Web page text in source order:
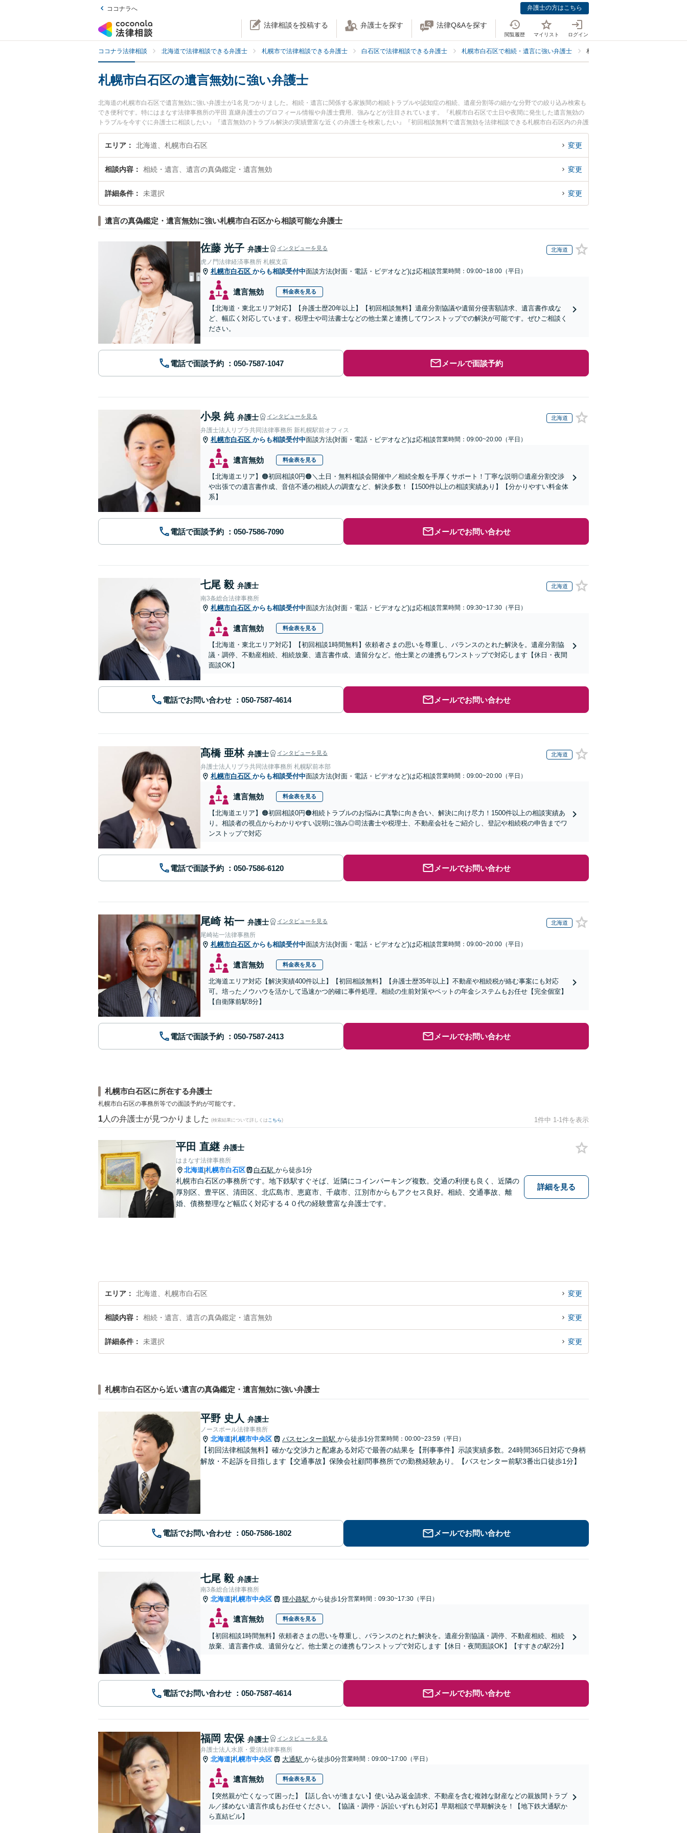
ココナラへ 弁護士の方はこちら
法律相談を投稿する 弁護士を探す 法律Q&Aを探す
閲覧履歴 マイリスト ログイン
ココナラ法律相談 北海道で法律相談できる弁護士 札幌市で法律相談できる弁護士 白石区で法律相談できる弁護士 札幌市白石区で相続・遺言に強い弁護士 札幌市白石区で遺言の真偽鑑定・遺
札幌市白石区の遺言無効に強い弁護士
北海道の札幌市白石区で遺言無効に強い弁護士が1名見つかりました。相続・遺言に関係する家族間の相続トラブルや認知症の相続、遺産分割等の細かな分野での絞り込み検索も
でき便利です。特にはまなす法律事務所の平田 直継弁護士のプロフィール情報や弁護士費用、強みなどが注目されています。『札幌市白石区で土日や夜間に発生した遺言無効の
トラブルを今すぐに弁護士に相談したい』『遺言無効のトラブル解決の実績豊富な近くの弁護士を検索したい』『初回相談無料で遺言無効を法律相談できる札幌市白石区内の弁護
士に相談予約したい』などでお困りの相談者さんにおすすめです。
エリア 北海道、札幌市白石区 変更
相談内容 相続・遺言、遺言の真偽鑑定・遺言無効 変更
詳細条件 未選択 変更
遺言の真偽鑑定・遺言無効に強い札幌市白石区から相談可能な弁護士
佐藤 光子 弁護士 インタビューを見る 北海道
虎ノ門法律経済事務所 札幌支店
札幌市白石区 からも相談受付中面談方法(対面・電話・ビデオなど)は応相談営業時間：09:00~18:00（平日）
遺言無効 料金表を見る
【北海道・東北エリア対応】【弁護士歴20年以上】【初回相談無料】遺産分割協議や遺留分侵害額請求、遺言書作成な
ど、幅広く対応しています。税理士や司法書士などの他士業と連携してワンストップでの解決が可能です。ぜひご相談く
ださい。
電話で面談予約 メールで面談予約
小泉 純 弁護士 インタビューを見る 北海道
弁護士法人リブラ共同法律事務所 新札幌駅前オフィス
札幌市白石区 からも相談受付中面談方法(対面・電話・ビデオなど)は応相談営業時間：09:00~20:00（平日）
遺言無効 料金表を見る
【北海道エリア】🟠初回相談0円🟠＼土日・無料相談会開催中／相続全般を手厚くサポート！丁寧な説明◎遺産分割交渉
や出張での遺言書作成、音信不通の相続人の調査など、解決多数！【1500件以上の相談実績あり】【分かりやすい料金体
系】
電話で面談予約 メールでお問い合わせ
七尾 毅 弁護士 北海道
南3条総合法律事務所
札幌市白石区 からも相談受付中面談方法(対面・電話・ビデオなど)は応相談営業時間：09:30~17:30（平日）
遺言無効 料金表を見る
【北海道・東北エリア対応】【初回相談1時間無料】依頼者さまの思いを尊重し、バランスのとれた解決を。遺産分割協
議・調停、不動産相続、相続放棄、遺言書作成、遺留分など。他士業との連携もワンストップで対応します【休日・夜間
面談OK】
電話でお問い合わせ メールでお問い合わせ
髙橋 亜林 弁護士 インタビューを見る 北海道
弁護士法人リブラ共同法律事務所 札幌駅前本部
札幌市白石区 からも相談受付中面談方法(対面・電話・ビデオなど)は応相談営業時間：09:00~20:00（平日）
遺言無効 料金表を見る
【北海道エリア】🟠初回相談0円🟠相続トラブルのお悩みに真摯に向き合い、解決に向け尽力！1500件以上の相談実績あ
り。相談者の視点からわかりやすい説明に強み◎司法書士や税理士、不動産会社をご紹介し、登記や相続税の申告までワ
ンストップで対応
電話で面談予約 メールでお問い合わせ
尾崎 祐一 弁護士 インタビューを見る 北海道
尾崎祐一法律事務所
札幌市白石区 からも相談受付中面談方法(対面・電話・ビデオなど)は応相談営業時間：09:00~20:00（平日）
遺言無効 料金表を見る
北海道エリア対応【解決実績400件以上】【初回相談無料】【弁護士歴35年以上】不動産や相続税が絡む事案にも対応
可。培ったノウハウを活かして迅速かつ的確に事件処理。相続の生前対策やペットの年金システムもお任せ【完全個室】
【自衛隊前駅8分】
電話で面談予約 メールでお問い合わせ
札幌市白石区に所在する弁護士
札幌市白石区の事務所等での面談予約が可能です。
1 人の弁護士が見つかりました (検索結果について詳しくは こちら) 1件中 1-1件を表示
平田 直継 弁護士
はまなす法律事務所
北海道|札幌市白石区 白石駅 から徒歩1分
札幌市白石区の事務所です。地下鉄駅すぐそば、近隣にコインパーキング複数。交通の利便も良く、近隣の
厚別区、豊平区、清田区、北広島市、恵庭市、千歳市、江別市からもアクセス良好。相続、交通事故、離
婚、債務整理など幅広く対応する４０代の経験豊富な弁護士です。
詳細を見る
エリア 北海道、札幌市白石区 変更
相談内容 相続・遺言、遺言の真偽鑑定・遺言無効 変更
詳細条件 未選択 変更
札幌市白石区から近い遺言の真偽鑑定・遺言無効に強い弁護士
平野 史人 弁護士
ノースポール法律事務所
北海道 札幌市中央区 バスセンター前駅 から徒歩1分営業時間：00:00~23:59（平日）
【初回法律相談無料】確かな交渉力と配慮ある対応で最善の結果を【刑事事件】示談実績多数。24時間365日対応で身柄
解放・不起訴を目指します【交通事故】保険会社顧問事務所での勤務経験あり。【バスセンター前駅3番出口徒歩1分】
電話でお問い合わせ メールでお問い合わせ
七尾 毅 弁護士
南3条総合法律事務所
北海道 札幌市中央区 狸小路駅 から徒歩1分営業時間：09:30~17:30（平日）
遺言無効 料金表を見る
【初回相談1時間無料】依頼者さまの思いを尊重し、バランスのとれた解決を。遺産分割協議・調停、不動産相続、相続
放棄、遺言書作成、遺留分など。他士業との連携もワンストップで対応します【休日・夜間面談OK】【すすきの駅2分】
電話でお問い合わせ メールでお問い合わせ
福岡 宏保 弁護士 インタビューを見る
弁護士法人水原・愛須法律事務所
北海道 札幌市中央区 大通駅 から徒歩0分営業時間：09:00~17:00（平日）
遺言無効 料金表を見る
【突然親が亡くなって困った】【話し合いが進まない】使い込み返金請求、不動産を含む複雑な財産などの親族間トラブ
ル／揉めない遺言作成もお任せください。【協議・調停・訴訟いずれも対応】早期相談で早期解決を！【地下鉄大通駅か
ら直結ビル】